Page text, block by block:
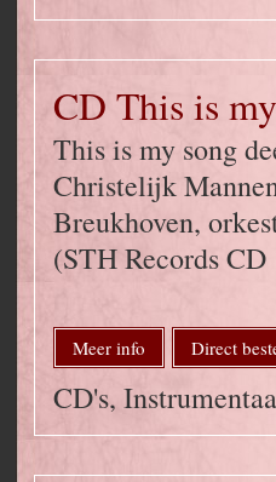
CD This is
This is my song
Christelijk
Breukhoven,
(STH Records CD
Meer info Direct
CD's,